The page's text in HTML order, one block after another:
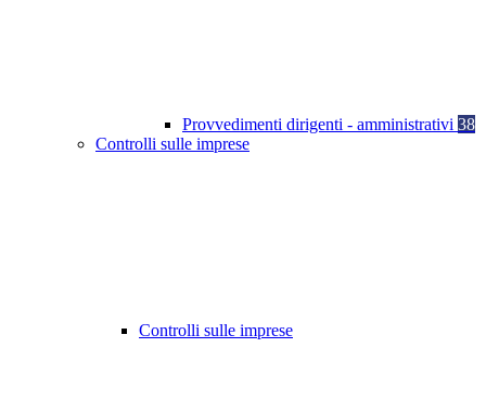
Provvedimenti dirigenti - amministrativi 38
Controlli sulle imprese
Controlli sulle imprese